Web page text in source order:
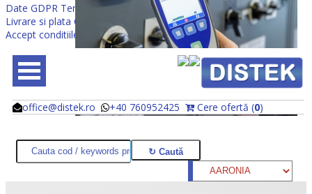
Date GDPR Termeni utilizare Politica cookies
Confidentialitate
Livrare si plata Cum comanzi?
Accept conditiile de utilizare
Continua
office@distek.ro +40 760952425 Cere ofertă (0)
@
@